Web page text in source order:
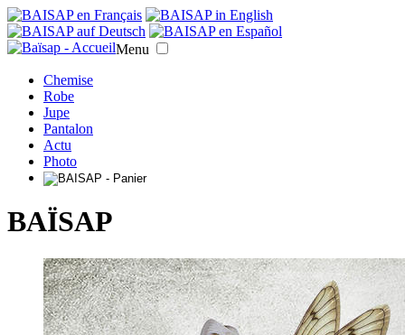
Menu
Chemise
Robe
Jupe
Pantalon
Actu
Photo
BAÏSAP